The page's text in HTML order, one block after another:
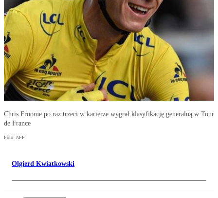
Chris Froome po raz trzeci w karierze wygrał klasyfikację generalną w Tour
de France
Foto: AFP
Olgierd Kwiatkowski